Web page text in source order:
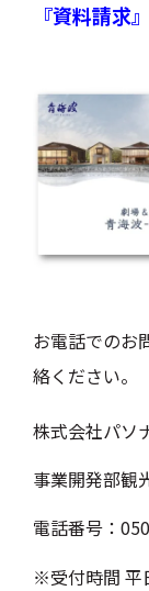
『資料請求』
お電話でのお
絡ください。
株式会社パソ
事業開発部観
電話番号：
※受付時間